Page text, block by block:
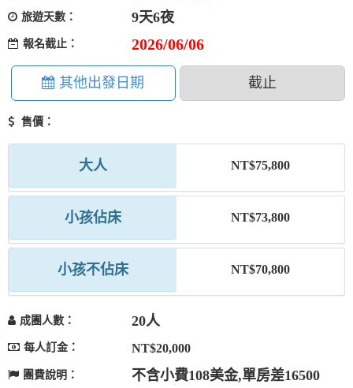
旅遊天數： 9天6夜
報名截止： 2026/06/06
其他出發日期 截止
售價：
大人 NT$75,800
小孩佔床 NT$73,800
小孩不佔床 NT$70,800
成團人數： 20人
每人訂金： NT$20,000
團費說明： 不含小費108美金,單房差16500